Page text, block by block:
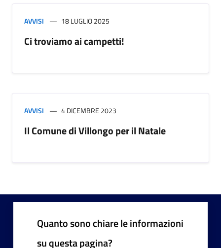
AVVISI 18 LUGLIO 2025
Ci troviamo ai campetti!
AVVISI 4 DICEMBRE 2023
Il Comune di Villongo per il Natale
Quanto sono chiare le informazioni
su questa pagina?